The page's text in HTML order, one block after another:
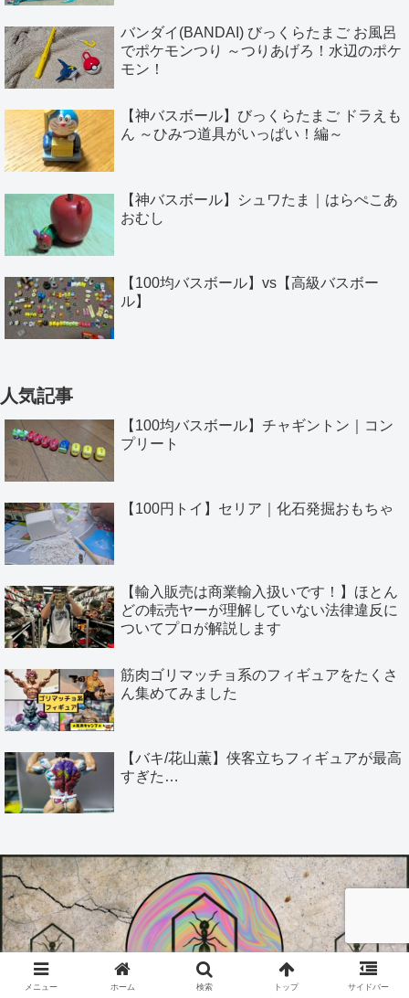
バンダイ(BANDAI) びっくらたまご お風呂
でポケモンつり ～つりあげろ！水辺のポケ
モン！
【神バスボール】びっくらたまご ドラえも
ん ～ひみつ道具がいっぱい！編～
【神バスボール】シュワたま｜はらぺこあ
おむし
【100均バスボール】vs【高級バスボー
ル】
人気記事
【100均バスボール】チャギントン｜コン
プリート
【100円トイ】セリア｜化石発掘おもちゃ
【輸入販売は商業輸入扱いです！】ほとん
どの転売ヤーが理解していない法律違反に
ついてプロが解説します
筋肉ゴリマッチョ系のフィギュアをたくさ
ん集めてみました
【バキ/花山薫】侠客立ちフィギュアが最高
すぎた…
メニュー ホーム 検索 トップ サイドバー